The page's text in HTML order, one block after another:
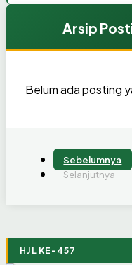
Arsip
Belum ada posting
Sebelumnya
Selanjutnya
HJL KE-457